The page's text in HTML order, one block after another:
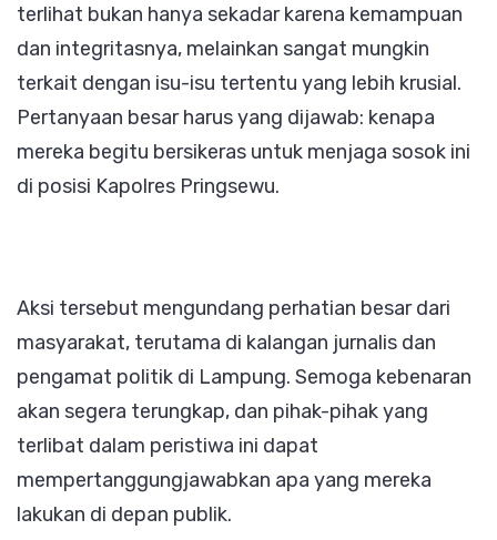
terlihat bukan hanya sekadar karena kemampuan
dan integritasnya, melainkan sangat mungkin
terkait dengan isu-isu tertentu yang lebih krusial.
Pertanyaan besar harus yang dijawab: kenapa
mereka begitu bersikeras untuk menjaga sosok ini
di posisi Kapolres Pringsewu.
Aksi tersebut mengundang perhatian besar dari
masyarakat, terutama di kalangan jurnalis dan
pengamat politik di Lampung. Semoga kebenaran
akan segera terungkap, dan pihak-pihak yang
terlibat dalam peristiwa ini dapat
mempertanggungjawabkan apa yang mereka
lakukan di depan publik.